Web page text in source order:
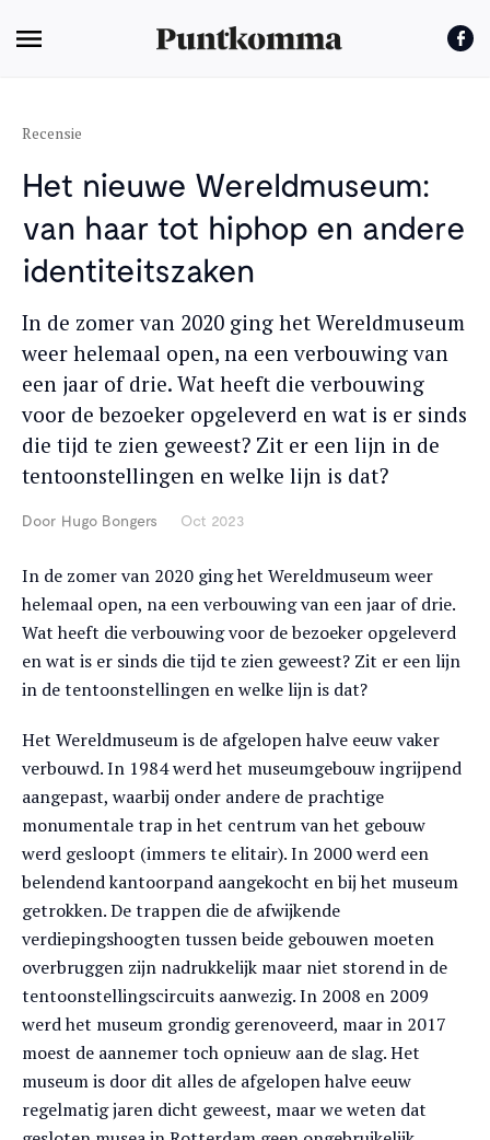
Recensie
Het nieuwe Wereldmuseum:
van haar tot hiphop en andere
identiteitszaken
In de zomer van 2020 ging het Wereldmuseum
weer helemaal open, na een verbouwing van
een jaar of drie. Wat heeft die verbouwing
voor de bezoeker opgeleverd en wat is er sinds
die tijd te zien geweest? Zit er een lijn in de
tentoonstellingen en welke lijn is dat?
Door Hugo Bongers Oct 2023
In de zomer van 2020 ging het Wereldmuseum weer
helemaal open, na een verbouwing van een jaar of drie.
Wat heeft die verbouwing voor de bezoeker opgeleverd
en wat is er sinds die tijd te zien geweest? Zit er een lijn
in de tentoonstellingen en welke lijn is dat?
Het Wereldmuseum is de afgelopen halve eeuw vaker
verbouwd. In 1984 werd het museumgebouw ingrijpend
aangepast, waarbij onder andere de prachtige
monumentale trap in het centrum van het gebouw
werd gesloopt (immers te elitair). In 2000 werd een
belendend kantoorpand aangekocht en bij het museum
getrokken. De trappen die de afwijkende
verdiepingshoogten tussen beide gebouwen moeten
overbruggen zijn nadrukkelijk maar niet storend in de
tentoonstellingscircuits aanwezig. In 2008 en 2009
werd het museum grondig gerenoveerd, maar in 2017
moest de aannemer toch opnieuw aan de slag. Het
museum is door dit alles de afgelopen halve eeuw
regelmatig jaren dicht geweest, maar we weten dat